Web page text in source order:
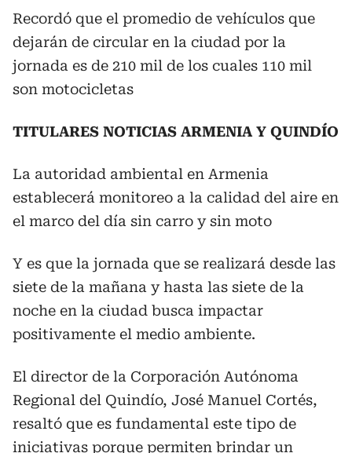
Recordó que el promedio de vehículos que
dejarán de circular en la ciudad por la
jornada es de 210 mil de los cuales 110 mil
son motocicletas
TITULARES NOTICIAS ARMENIA Y QUINDÍO
La autoridad ambiental en Armenia
establecerá monitoreo a la calidad del aire en
el marco del día sin carro y sin moto
Y es que la jornada que se realizará desde las
siete de la mañana y hasta las siete de la
noche en la ciudad busca impactar
positivamente el medio ambiente.
El director de la Corporación Autónoma
Regional del Quindío, José Manuel Cortés,
resaltó que es fundamental este tipo de
iniciativas porque permiten brindar un